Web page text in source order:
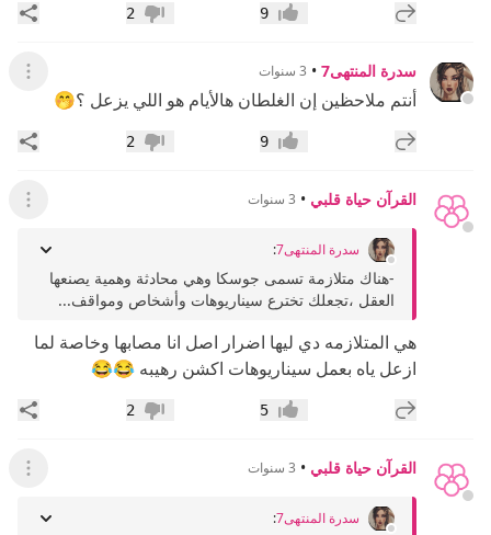
إضافة رد جديد إعجاب9 عدم إعجاب
2
سدرة المنتهى7 • 3 سنوات عرض
‏أنتم ملاحظين إن الغلطان هالأيام هو اللي يزعل ؟🤭
إضافة رد جديد إعجاب9 عدم إعجاب
2
القرآن حياة قلبي • 3 سنوات عرض
سدرة المنتهى7 :
-هناك متلازمة تسمى جوسكا وهي محادثة وهمية يصنعها
العقل ،تجعلك تخترع سيناريوهات وأشخاص ومواقف...
هي المتلازمه دي ليها اضرار اصل انا مصابها وخاصة لما
ازعل ياه بعمل سيناريوهات اكشن رهيبه 😂😂
إضافة رد جديد إعجاب5 عدم إعجاب
2
القرآن حياة قلبي • 3 سنوات عرض
سدرة المنتهى7 :